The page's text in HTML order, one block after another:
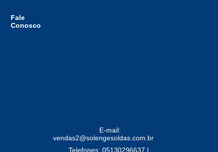
Fale
Conosco
E-mail:
vendas2@solengesoldas.com.br
Telefones: 05130296637 |